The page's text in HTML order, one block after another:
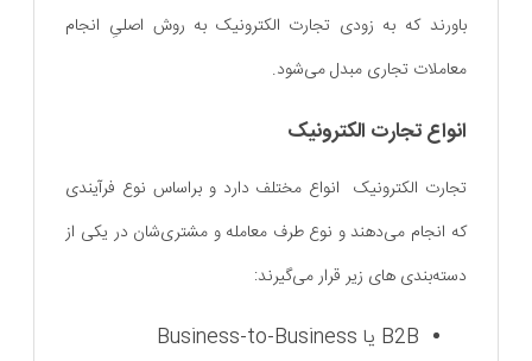
باورند که به زودی تجارت الکترونیک به روش اصلیِ انجام
معاملات تجاری مبدل می‌شود.
انواع تجارت الکترونیک
تجارت الکترونیک انواع مختلف دارد و بر‌اساس نوع فرآیندی
که انجام می‌دهند و نوع طرف معامله و مشتری‌شان در یکی از
دسته‌بندی های زیر قرار می‌گیرند:
B2B یا Business-to-Business